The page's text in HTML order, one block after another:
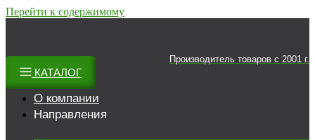
Перейти к содержимому
Производитель товаров c 2001 г.
КАТАЛОГ
О компании
Направления